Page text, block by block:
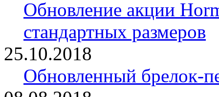
Обновление акции
стандартных размеров
25.10.2018
Обновленный брелок-